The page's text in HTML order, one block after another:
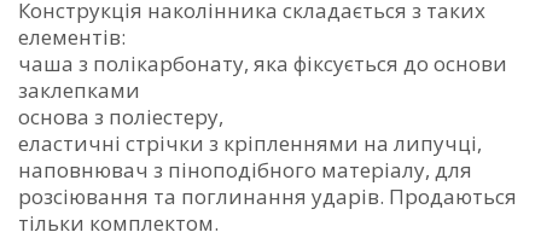
Конструкція наколінника складається з таких
елементів:
чаша з полікарбонату, яка фіксується до основи
заклепками
основа з поліестеру,
еластичні стрічки з кріпленнями на липучці,
наповнювач з піноподібного матеріалу, для
розсіювання та поглинання ударів. Продаються
тільки комплектом.